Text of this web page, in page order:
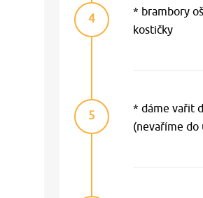
4
* brambory
kostičky
5
* dáme vařit
(nevaříme do